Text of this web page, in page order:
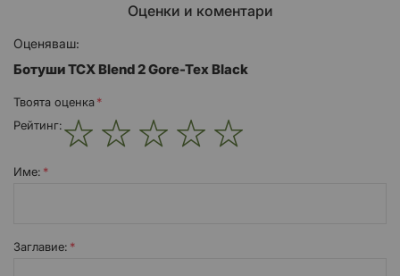
Оценки и коментари
Оценяваш:
Ботуши TCX Blend 2 Gore-Tex Black
Твоята оценка
Рейтинг:
Име:
Заглавиe: